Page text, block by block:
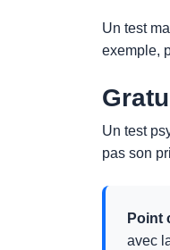
Un test
exemple,
Un test
pas son
Point
avec